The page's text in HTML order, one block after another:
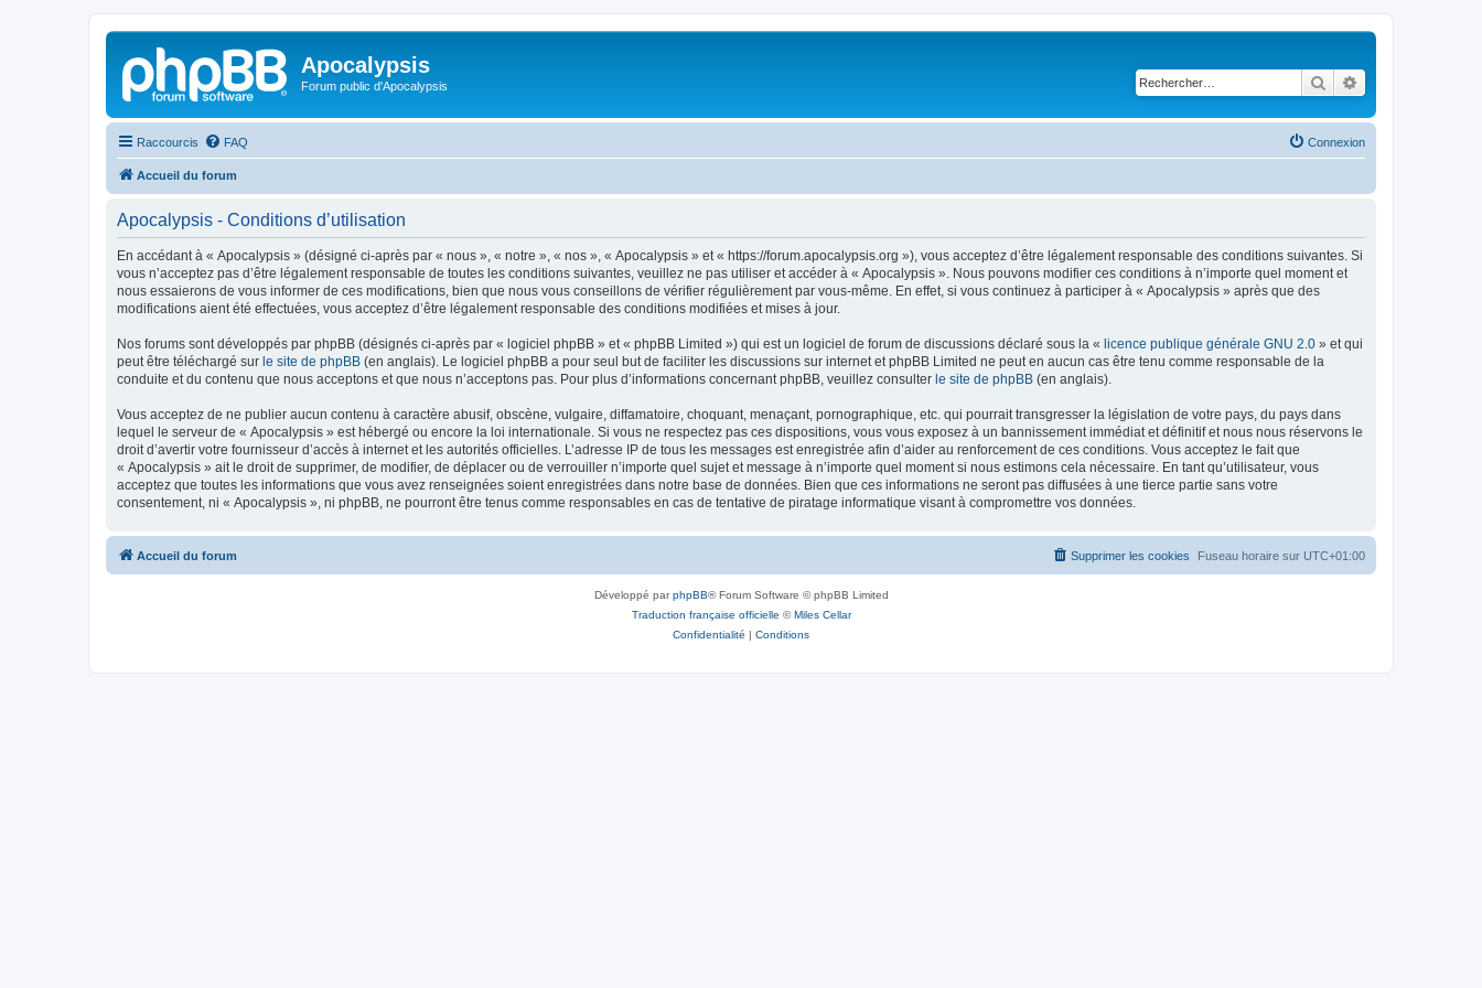
Apocalypsis
Forum public d'Apocalypsis Rechercher
Raccourcis FAQ Connexion
Accueil du forum
Apocalypsis - Conditions d’utilisation
En accédant à « Apocalypsis » (désigné ci-après par « nous », « notre », « nos », « Apocalypsis » et « https://forum.apocalypsis.org »), vous acceptez d’être légalement responsable des conditions suivantes. Si
vous n’acceptez pas d’être légalement responsable de toutes les conditions suivantes, veuillez ne pas utiliser et accéder à « Apocalypsis ». Nous pouvons modifier ces conditions à n’importe quel moment et
nous essaierons de vous informer de ces modifications, bien que nous vous conseillons de vérifier régulièrement par vous-même. En effet, si vous continuez à participer à « Apocalypsis » après que des
modifications aient été effectuées, vous acceptez d’être légalement responsable des conditions modifiées et mises à jour.
Nos forums sont développés par phpBB (désignés ci-après par « logiciel phpBB » et « phpBB Limited ») qui est un logiciel de forum de discussions déclaré sous la « licence publique générale GNU 2.0 » et qui
peut être téléchargé sur le site de phpBB (en anglais). Le logiciel phpBB a pour seul but de faciliter les discussions sur internet et phpBB Limited ne peut en aucun cas être tenu comme responsable de la
conduite et du contenu que nous acceptons et que nous n’acceptons pas. Pour plus d’informations concernant phpBB, veuillez consulter le site de phpBB (en anglais).
Vous acceptez de ne publier aucun contenu à caractère abusif, obscène, vulgaire, diffamatoire, choquant, menaçant, pornographique, etc. qui pourrait transgresser la législation de votre pays, du pays dans
lequel le serveur de « Apocalypsis » est hébergé ou encore la loi internationale. Si vous ne respectez pas ces dispositions, vous vous exposez à un bannissement immédiat et définitif et nous nous réservons le
droit d’avertir votre fournisseur d’accès à internet et les autorités officielles. L’adresse IP de tous les messages est enregistrée afin d’aider au renforcement de ces conditions. Vous acceptez le fait que
« Apocalypsis » ait le droit de supprimer, de modifier, de déplacer ou de verrouiller n’importe quel sujet et message à n’importe quel moment si nous estimons cela nécessaire. En tant qu’utilisateur, vous
acceptez que toutes les informations que vous avez renseignées soient enregistrées dans notre base de données. Bien que ces informations ne seront pas diffusées à une tierce partie sans votre
consentement, ni « Apocalypsis », ni phpBB, ne pourront être tenus comme responsables en cas de tentative de piratage informatique visant à compromettre vos données.
Accueil du forum Fuseau horaire sur UTC+01:00
Supprimer les cookies
Développé parphpBB® Forum Software © phpBB Limited
Traduction française officielle ©Miles Cellar
Confidentialité | Conditions